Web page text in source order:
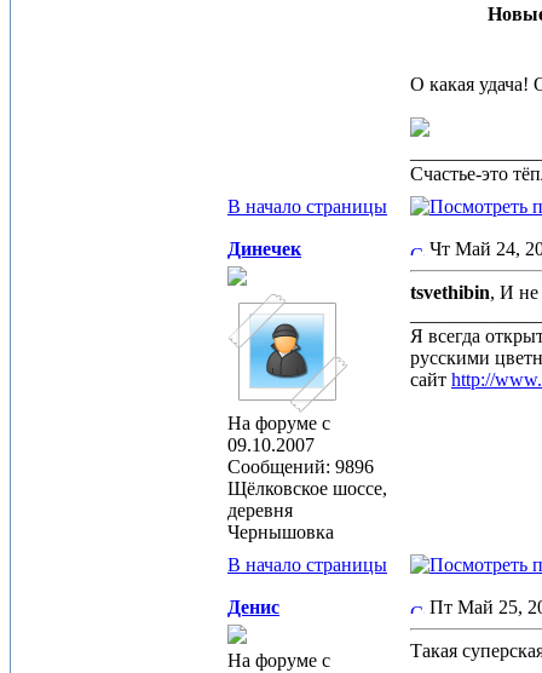
О какая удача!
Счастье-это
В начало страницы
Динечек
На форуме с
09.10.2007
Сообщений: 9896
Щёлковское шоссе,
деревня
Чернышовка
Чт Май 24,
tsvethibin, И
Я всегда
русскими
сайт http://
В начало страницы
Денис
На форуме с
Пт Май 25,
Такая